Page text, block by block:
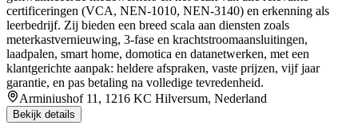
certificeringen (VCA, NEN‑1010, NEN‑3140) en erkenning als
leerbedrijf. Zij bieden een breed scala aan diensten zoals
meterkastvernieuwing, 3‑fase en krachtstroomaansluitingen,
laadpalen, smart home, domotica en datanetwerken, met een
klantgerichte aanpak: heldere afspraken, vaste prijzen, vijf jaar
garantie, en pas betaling na volledige tevredenheid.
Arminiushof 11, 1216 KC Hilversum, Nederland
Bekijk details